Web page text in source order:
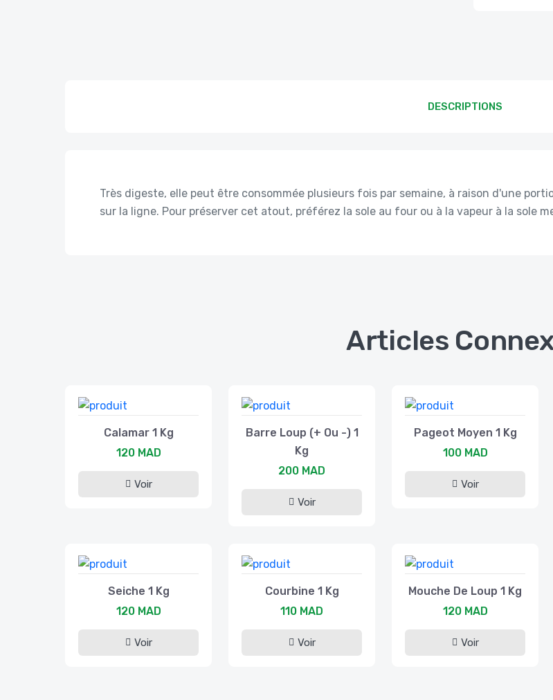
DESCRIPTIONS
Très digeste, elle peut être consommée plusieurs fois par semaine, à raison d'une
sur la ligne. Pour préserver cet atout, préférez la sole au four ou à la vapeur à la sole
Articles
Calamar 1 Kg
120 MAD
Voir
Barre Loup (+ Ou -) 1
Kg
200 MAD
Voir
Pageot Moyen 1 Kg
100 MAD
Voir
Seiche 1 Kg
120 MAD
Voir
Courbine 1 Kg
110 MAD
Voir
Mouche De Loup 1 Kg
120 MAD
Voir